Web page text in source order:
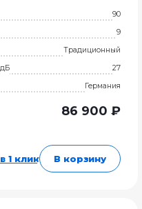
90
9
Традиционный
27
Германия
86 900 ₽
1 клик В корзину